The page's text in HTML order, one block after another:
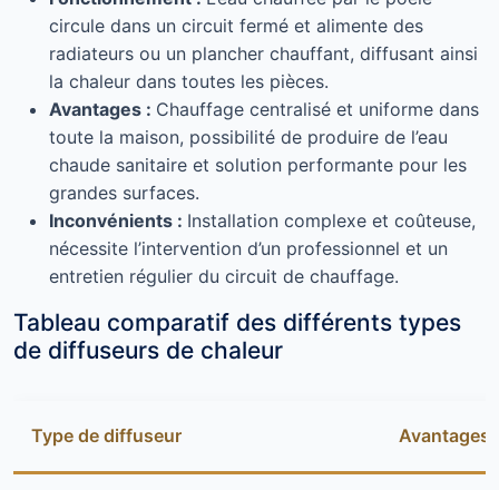
circule dans un circuit fermé et alimente des
radiateurs ou un plancher chauffant, diffusant ainsi
la chaleur dans toutes les pièces.
Avantages : Chauffage centralisé et uniforme dans
toute la maison, possibilité de produire de l’eau
chaude sanitaire et solution performante pour les
grandes surfaces.
Inconvénients : Installation complexe et coûteuse,
nécessite l’intervention d’un professionnel et un
entretien régulier du circuit de chauffage.
Tableau comparatif des différents types
de diffuseurs de chaleur
Type de diffuseur Avantages